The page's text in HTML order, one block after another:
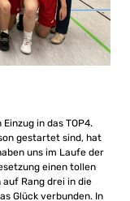
in das TOP4.
gestartet sind, hat
uns im Laufe der
einen tollen
auf Rang drei in die
Glück verbunden. In